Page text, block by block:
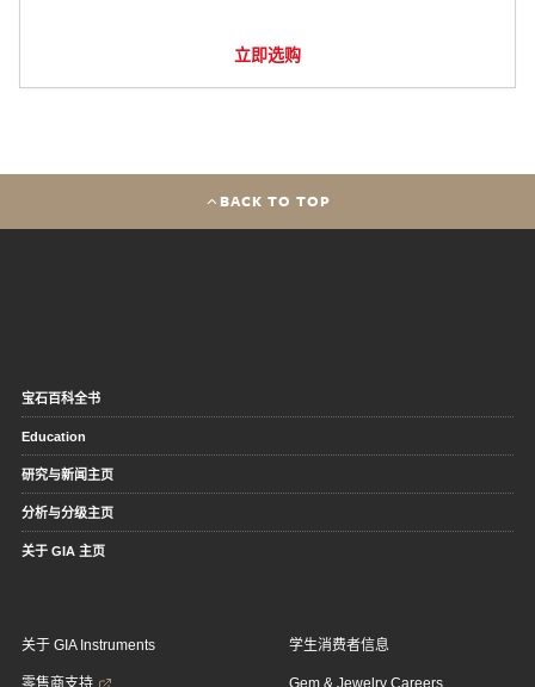
立即选购
BACK TO TOP
宝石百科全书
Education
研究与新闻主页
分析与分级主页
关于 GIA 主页
关于 GIA Instruments
零售商支持
学生消费者信息
Gem & Jewelry Careers